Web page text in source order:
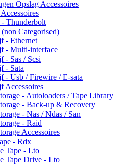
Opslag Accessoires
Thunderbolt
Categorised)
- Ethernet
- Multi-interface
- Sas / Scsi
- Sata
- Usb / Firewire / E-sata
Accessoires
- Autoloaders / Tape Library
- Back-up & Recovery
- Nas / Ndas / San
- Raid
Accessoires
- Rdx
Tape - Lto
Tape Drive - Lto